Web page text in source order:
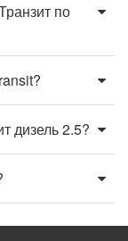
по
дизель 2.5?